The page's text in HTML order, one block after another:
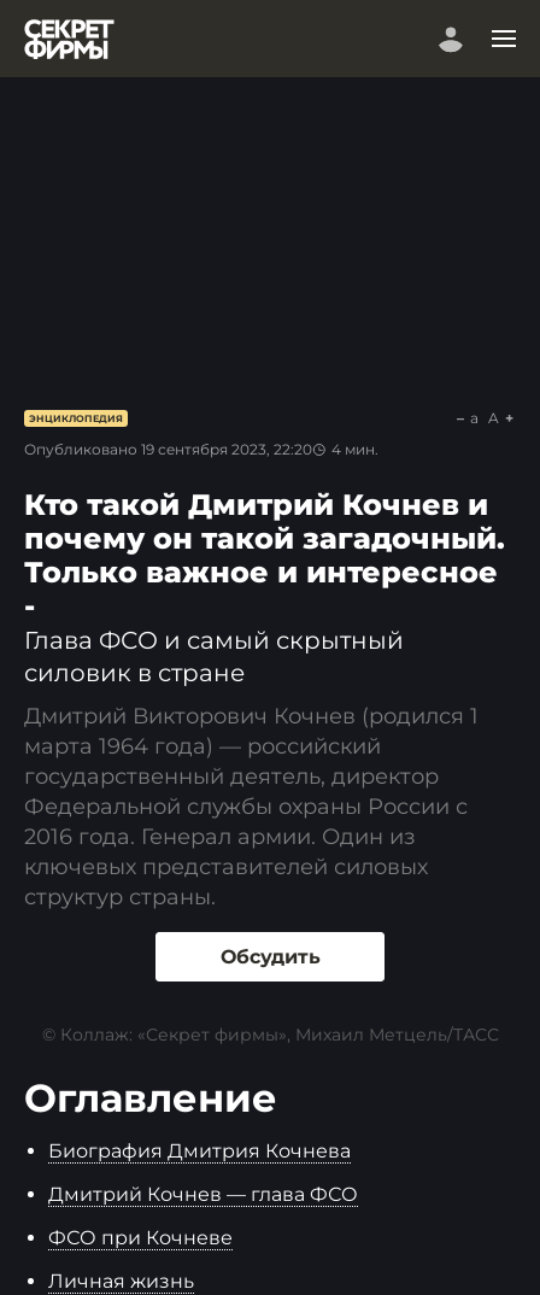
ЭНЦИКЛОПЕДИЯ
Опубликовано 19 сентября 2023, 22:20 4 мин.
a A
Кто такой Дмитрий Кочнев и
почему он такой загадочный.
Только важное и интересное
-
Глава ФСО и самый скрытный
силовик в стране
Дмитрий Викторович Кочнев (родился 1
марта 1964 года) — российский
государственный деятель, директор
Федеральной службы охраны России с
2016 года. Генерал армии. Один из
ключевых представителей силовых
структур страны.
Обсудить
© Коллаж: «Секрет фирмы», Михаил Метцель/ТАСС
Оглавление
Биография Дмитрия Кочнева
Дмитрий Кочнев — глава ФСО
ФСО при Кочневе
Личная жизнь